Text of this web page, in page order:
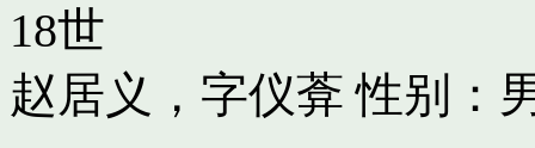
18世
赵居义，字仪葊 性别：